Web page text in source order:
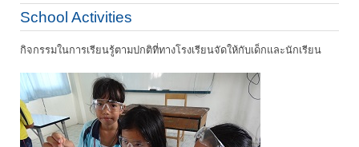
School Activities
กิจกรรมในการเรียนรู้ตามปกติที่ทางโรงเรียนจัดให้กับเด็กและนักเรียน